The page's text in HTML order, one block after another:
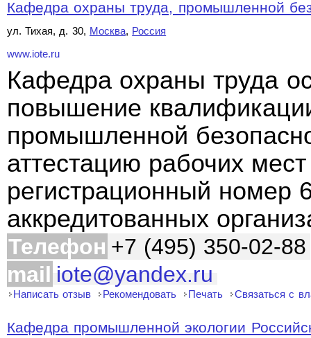
Кафедра охраны труда, промышленной
ул. Тихая, д. 30, Москва, Россия
www.iote.ru
Кафедра охраны труда
повышение
промышленной
аттестацию рабочих
регистрационный номер
аккредитованных
Телефон +7 (495) 350-02-88
mail iote@yandex.ru
Написать отзыв Рекомендовать Печать Связаться с
Кафедра промышленной экологии